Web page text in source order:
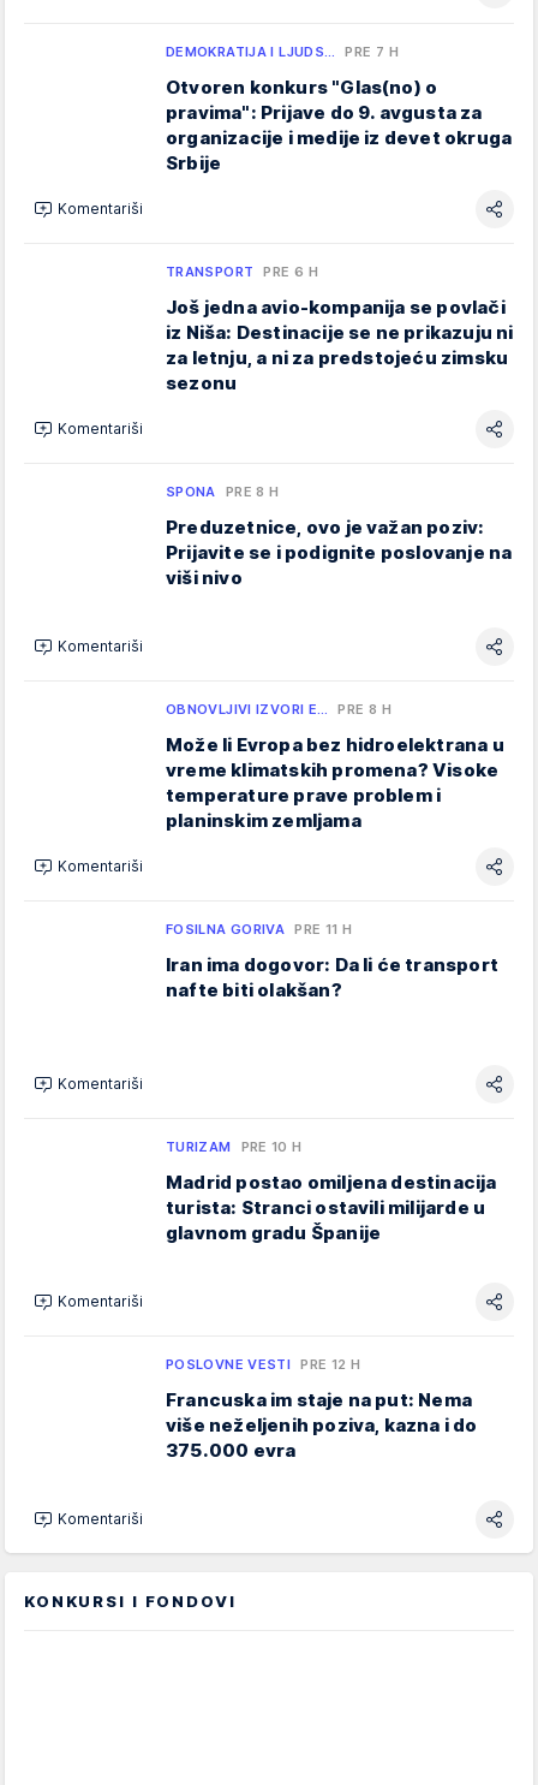
DEMOKRATIJA I LJUDS… PRE 7 H
Otvoren konkurs "Glas(no) o
pravima": Prijave do 9. avgusta za
organizacije i medije iz devet okruga
Srbije
Komentariši
TRANSPORT PRE 6 H
Još jedna avio-kompanija se povlači
iz Niša: Destinacije se ne prikazuju ni
za letnju, a ni za predstojeću zimsku
sezonu
Komentariši
SPONA PRE 8 H
Preduzetnice, ovo je važan poziv:
Prijavite se i podignite poslovanje na
viši nivo
Komentariši
OBNOVLJIVI IZVORI E… PRE 8 H
Može li Evropa bez hidroelektrana u
vreme klimatskih promena? Visoke
temperature prave problem i
planinskim zemljama
Komentariši
FOSILNA GORIVA PRE 11 H
Iran ima dogovor: Da li će transport
nafte biti olakšan?
Komentariši
TURIZAM PRE 10 H
Madrid postao omiljena destinacija
turista: Stranci ostavili milijarde u
glavnom gradu Španije
Komentariši
POSLOVNE VESTI PRE 12 H
Francuska im staje na put: Nema
više neželjenih poziva, kazna i do
375.000 evra
Komentariši
KONKURSI I FONDOVI